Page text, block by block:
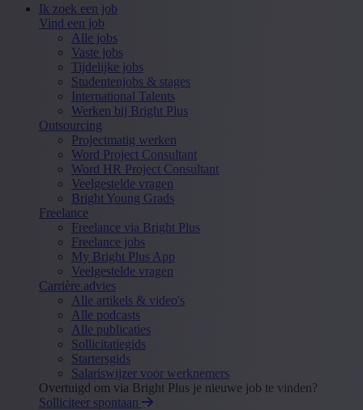
Ik zoek een job
Vind een job
Alle jobs
Vaste jobs
Tijdelijke jobs
Studentenjobs & stages
International Talents
Werken bij Bright Plus
Outsourcing
Projectmatig werken
Word Project Consultant
Word HR Project Consultant
Veelgestelde vragen
Bright Young Grads
Freelance
Freelance via Bright Plus
Freelance jobs
My Bright Plus App
Veelgestelde vragen
Carrière advies
Alle artikels & video's
Alle podcasts
Alle publicaties
Sollicitatiegids
Startersgids
Salariswijzer voor werknemers
Overtuigd om via Bright Plus je nieuwe job te vinden?
Solliciteer spontaan